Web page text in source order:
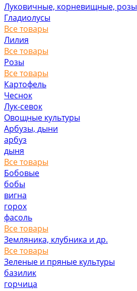
Луковичные, корневищные, розы
Гладиолусы
Все товары
Лилия
Все товары
Розы
Все товары
Картофель
Чеснок
Лук-севок
Овощные культуры
Арбузы, дыни
арбуз
дыня
Все товары
Бобовые
бобы
вигна
горох
фасоль
Все товары
Земляника, клубника и др.
Все товары
Зеленые и пряные культуры
базилик
горчица